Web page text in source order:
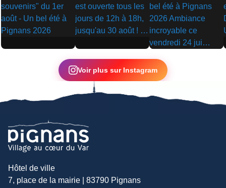
▶ ▶
▶
Voir plus sur Instagram
Hôtel de ville
7, place de la mairie | 83790 Pignans